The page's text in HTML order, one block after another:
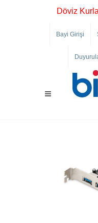
Döviz
Bayi Girişi